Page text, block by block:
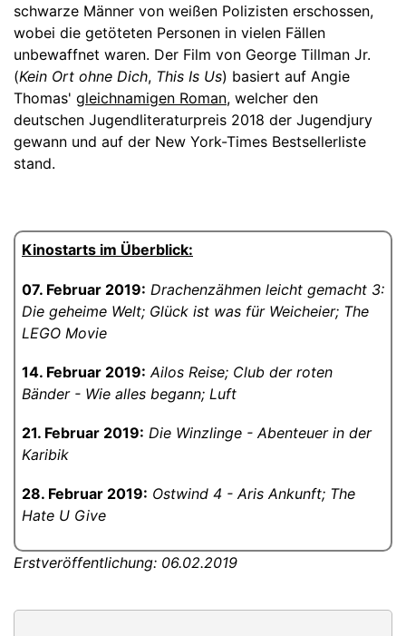
schwarze Männer von weißen Polizisten erschossen,
wobei die getöteten Personen in vielen Fällen
unbewaffnet waren. Der Film von George Tillman Jr.
(Kein Ort ohne Dich, This Is Us) basiert auf Angie
Thomas' gleichnamigen Roman, welcher den
deutschen Jugendliteraturpreis 2018 der Jugendjury
gewann und auf der New York-Times Bestsellerliste
stand.
Kinostarts im Überblick:
07. Februar 2019: Drachenzähmen leicht gemacht 3:
Die geheime Welt; Glück ist was für Weicheier; The
LEGO Movie
14. Februar 2019: Ailos Reise; Club der roten
Bänder - Wie alles begann; Luft
21. Februar 2019: Die Winzlinge - Abenteuer in der
Karibik
28. Februar 2019: Ostwind 4 - Aris Ankunft; The
Hate U Give
Erstveröffentlichung: 06.02.2019